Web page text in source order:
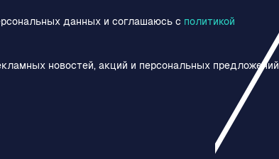
данных и соглашаюсь c политикой
новостей, акций и персональных предложений